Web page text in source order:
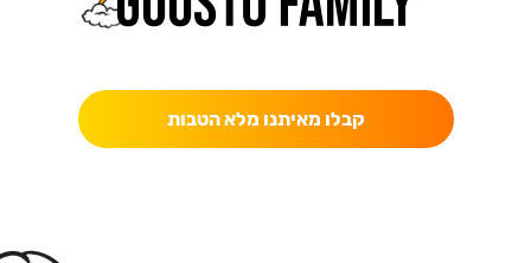
קבלו מאיתנו מלא הטבות